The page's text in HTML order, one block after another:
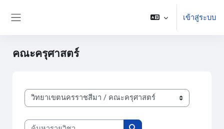
เข้าสู่ระบบ
คณะครุศาสตร์
ประเภทของรายวิชา
ค้นหารายวิชา